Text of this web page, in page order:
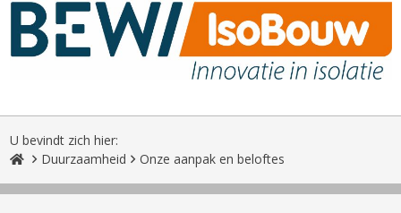
U bevindt zich hier:
Duurzaamheid
Onze aanpak en beloftes